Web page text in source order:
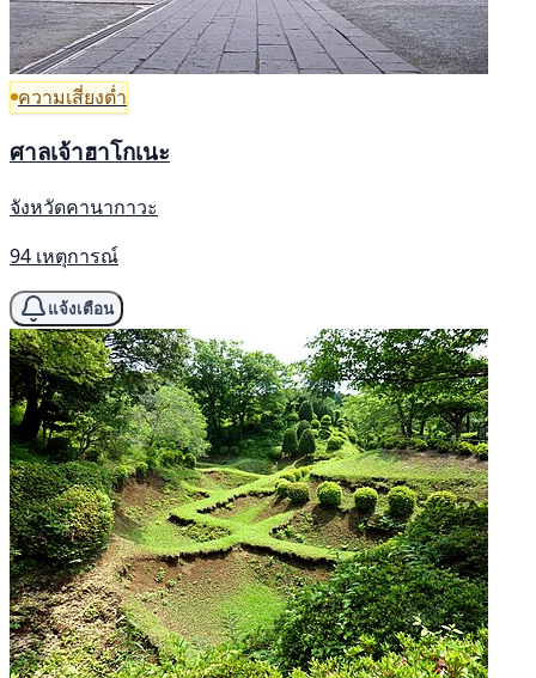
ความเสี่ยงต่ำ
ศาลเจ้าฮาโกเนะ
จังหวัดคานากาวะ
94 เหตุการณ์
แจ้งเตือน